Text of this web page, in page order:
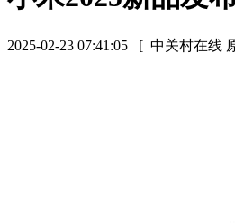
2025-02-23 07:41:05 [ 中关村在线